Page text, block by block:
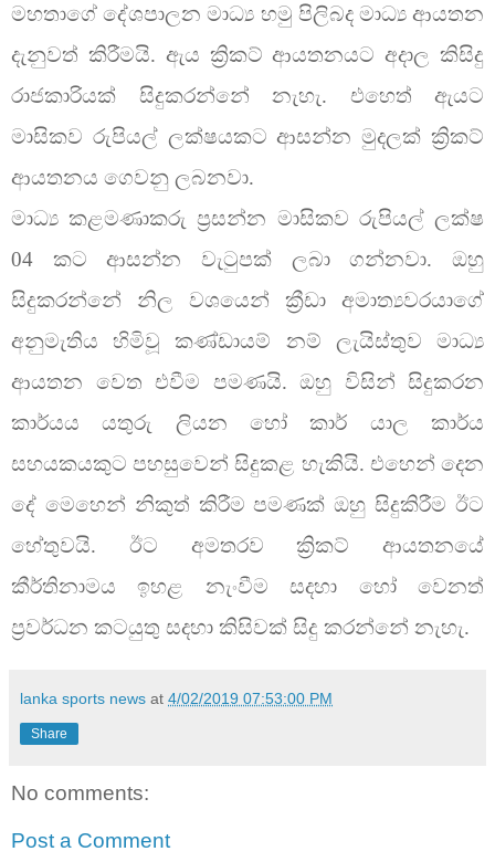
මහතාගේ දේශපාලන මාධ්‍ය හමු පිලිබද මාධ්‍ය ආයතන
දැනුවත් කිරීමයි. ඇය ක්‍රිකට් ආයතනයට අදාල කිසිදු
රාජකාරියක් සිදුකරන්නේ නැහැ. එහෙත් ඇයට
මාසිකව රුපියල් ලක්ෂයකට ආසන්න මුදලක් ක්‍රිකට්
ආයතනය ගෙවනු ලබනවා.
මාධ්‍ය කළමණාකරු ප්‍රසන්න මාසිකව රුපියල් ලක්ෂ
04 කට ආසන්න වැටුපක් ලබා ගන්නවා. ඔහු
සිදුකරන්නේ නිල වශයෙන් ක්‍රීඩා අමාත්‍යවරයාගේ
අනුමැතිය හිමිවූ කණ්ඩායම් නම් ලැයිස්තුව මාධ්‍ය
ආයතන වෙත එවීම පමණයි. ඔහු විසින් සිදුකරන
කාර්යය යතුරු ලියන හෝ කාර් යාල කාර්ය
සහයකයකුට පහසුවෙන් සිදුකළ හැකියි. එහෙන් දෙන
දේ මෙහෙන් නිකුත් කිරීම පමණක් ඔහු සිදුකිරීම ඊට
හේතුවයි. ඊට අමතරව ක්‍රිකට් ආයතනයේ
කීර්තිනාමය ඉහළ නැංවීම සදහා හෝ වෙනත්
ප්‍රවර්ධන කටයුතු සදහා කිසිවක් සිදු කරන්නේ නැහැ.
lanka sports news at 4/02/2019 07:53:00 PM
Share
No comments:
Post a Comment